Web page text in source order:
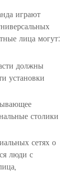
играют
лица могут:
должны
установки
столики
сетях о
люди с